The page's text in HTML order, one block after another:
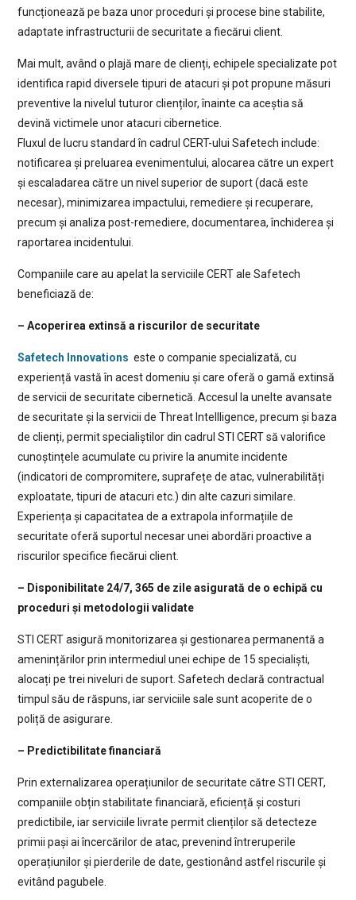
funcționează pe baza unor proceduri și procese bine stabilite,
adaptate infrastructurii de securitate a fiecărui client.
Mai mult, având o plajă mare de clienți, echipele specializate pot
identifica rapid diversele tipuri de atacuri și pot propune măsuri
preventive la nivelul tuturor clienților, înainte ca aceștia să
devină victimele unor atacuri cibernetice.
Fluxul de lucru standard în cadrul CERT-ului Safetech include:
notificarea și preluarea evenimentului, alocarea către un expert
și escaladarea către un nivel superior de suport (dacă este
necesar), minimizarea impactului, remediere și recuperare,
precum și analiza post-remediere, documentarea, închiderea și
raportarea incidentului.
Companiile care au apelat la serviciile CERT ale Safetech
beneficiază de:
– Acoperirea extinsă a riscurilor de securitate
Safetech Innovations este o companie specializată, cu
experiență vastă în acest domeniu și care oferă o gamă extinsă
de servicii de securitate cibernetică. Accesul la unelte avansate
de securitate și la servicii de Threat Intellligence, precum și baza
de clienți, permit specialiștilor din cadrul STI CERT să valorifice
cunoștințele acumulate cu privire la anumite incidente
(indicatori de compromitere, suprafețe de atac, vulnerabilități
exploatate, tipuri de atacuri etc.) din alte cazuri similare.
Experiența și capacitatea de a extrapola informațiile de
securitate oferă suportul necesar unei abordări proactive a
riscurilor specifice fiecărui client.
– Disponibilitate 24/7, 365 de zile asigurată de o echipă cu
proceduri și metodologii validate
STI CERT asigură monitorizarea și gestionarea permanentă a
amenințărilor prin intermediul unei echipe de 15 specialiști,
alocați pe trei niveluri de suport. Safetech declară contractual
timpul său de răspuns, iar serviciile sale sunt acoperite de o
poliță de asigurare.
– Predictibilitate financiară
Prin externalizarea operațiunilor de securitate către STI CERT,
companiile obțin stabilitate financiară, eficiență și costuri
predictibile, iar serviciile livrate permit clienților să detecteze
primii pași ai încercărilor de atac, prevenind întreruperile
operațiunilor și pierderile de date, gestionând astfel riscurile și
evitând pagubele.